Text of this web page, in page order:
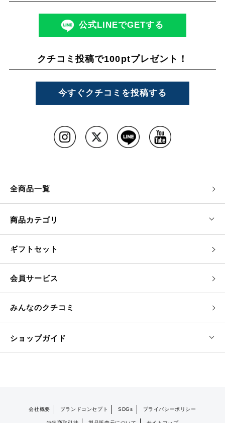
公式LINEでGETする
クチコミ投稿で100ptプレゼント！
今すぐクチコミを投稿する
全商品一覧
商品カテゴリ
ギフトセット
会員サービス
みんなのクチコミ
ショップガイド
会社概要 ブランドコンセプト SDGs プライバシーポリシー